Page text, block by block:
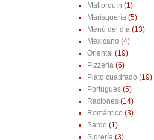
Mallorquín (1)
Marisquería (5)
Menú del día (13)
Mexicano (4)
Oriental (19)
Pizzería (6)
Plato cuadrado (19)
Portugués (5)
Raciones (14)
Romántico (3)
Sardo (1)
Sidrería (3)